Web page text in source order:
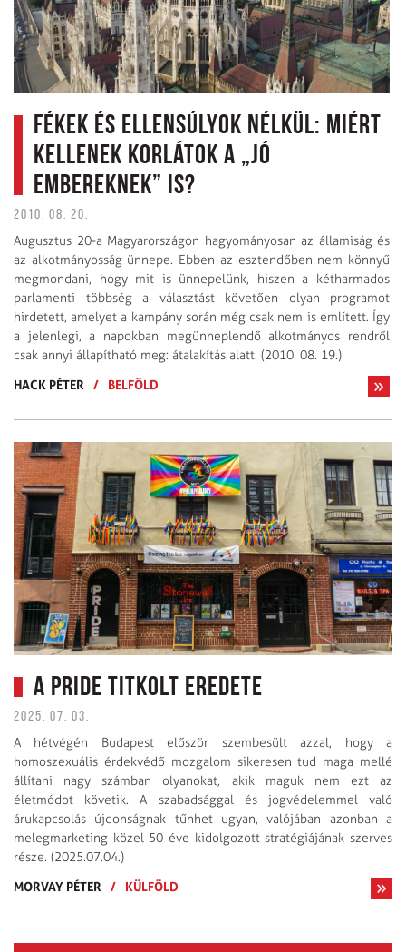
Fékek és ellensúlyok nélkül: Miért
kellenek korlátok a „jó
embereknek” is?
2010. 08. 20.
Augusztus 20-a Magyarországon hagyo­má­nyosan az államiság és
az alkotmányosság ünnepe. Ebben az esztendőben nem könnyű
megmondani, hogy mit is ünnepelünk, hiszen a kétharmados
parlamenti többség a választást követően olyan programot
hirdetett, amelyet a kampány során még csak nem is említett. Így
a jelenlegi, a napokban megünneplendő alkotmányos rendről
csak annyi állapítható meg: átalakítás alatt. (2010. 08. 19.)
HACK PÉTER
/ BELFÖLD
A Pride titkolt eredete
2025. 07. 03.
A hétvégén Budapest először szembesült azzal, hogy a
homoszexuális érdekvédő mozgalom sikeresen tud maga mellé
állítani nagy számban olyanokat, akik maguk nem ezt az
életmódot követik. A szabadsággal és jogvédelemmel való
árukapcsolás újdonságnak tűnhet ugyan, valójában azonban a
melegmarketing közel 50 éve kidolgozott stratégiájának szerves
része. (2025.07.04.)
MORVAY PÉTER / KÜLFÖLD